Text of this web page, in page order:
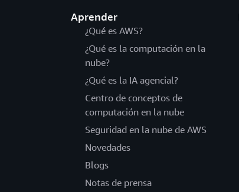
Aprender
¿Qué es AWS?
¿Qué es la computación en la
nube?
¿Qué es la IA agencial?
Centro de conceptos de
computación en la nube
Seguridad en la nube de AWS
Novedades
Blogs
Notas de prensa